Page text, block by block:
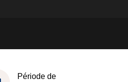
Période de